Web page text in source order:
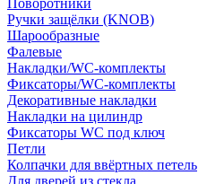
Поворотники
Ручки защёлки (KNOB)
Шарообразные
Фалевые
Накладки/WC-комплекты
Фиксаторы/WC-комплекты
Декоративные накладки
Накладки на цилиндр
Фиксаторы WC под ключ
Петли
Колпачки для ввёртных петель
Для дверей из стекла